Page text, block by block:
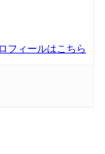
フィールはこちら